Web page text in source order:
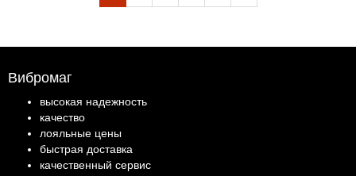
Вибромаг
высокая надежность
качество
лояльные цены
быстрая доставка
качественный сервис